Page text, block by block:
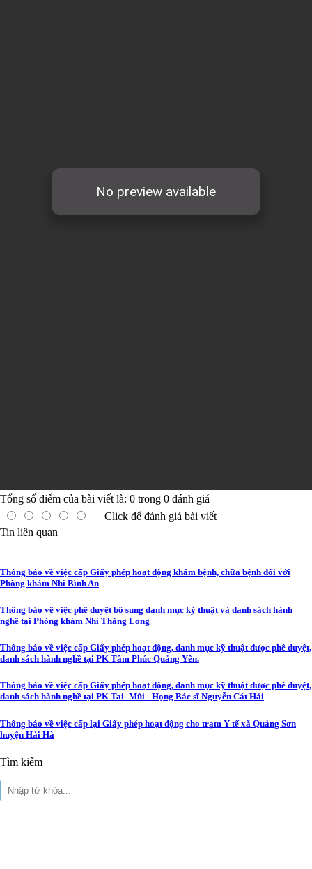
Tổng số điểm của bài viết là: 0 trong 0 đánh giá
Click để đánh giá bài viết
Tin liên quan
Thông báo về việc cấp Giấy phép hoạt động khám bệnh, chữa bệnh đối với
Phòng khám Nhi Bình An
Thông báo về việc phê duyệt bổ sung danh mục kỹ thuật và danh sách hành
nghề tại Phòng khám Nhi Thăng Long
Thông báo về việc cấp Giấy phép hoạt động, danh mục kỹ thuật được phê duyệt,
danh sách hành nghề tại PK Tâm Phúc Quảng Yên.
Thông báo về việc cấp Giấy phép hoạt động, danh mục kỹ thuật được phê duyệt,
danh sách hành nghề tại PK Tai- Mũi - Họng Bác sĩ Nguyễn Cát Hải
Thông báo về việc cấp lại Giấy phép hoạt động cho trạm Y tế xã Quảng Sơn
huyện Hải Hà
Tìm kiếm